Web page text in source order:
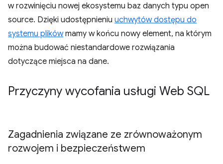
w rozwinięciu nowej ekosystemu baz danych typu open
source. Dzięki udostępnieniu uchwytów dostępu do
systemu plikówmamy w końcu nowy element, na którym
można budować niestandardowe rozwiązania
dotyczące miejsca na dane.
Przyczyny wycofania usługi Web SQL
Zagadnienia związane ze zrównoważonym
rozwojem i bezpieczeństwem